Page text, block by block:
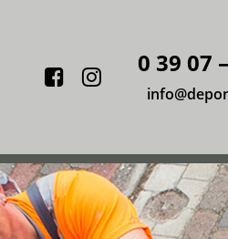
Facebook
Instagram
0 39 07